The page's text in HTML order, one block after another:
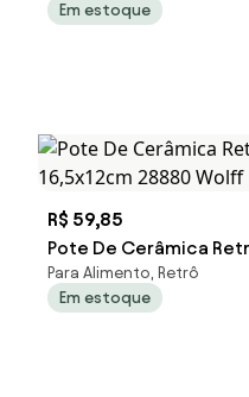
Em estoque
R$ 59,85
Pote De Cerâmica
16,5x12cm 28880 Wolff
Para Alimento, Retrô
Em estoque